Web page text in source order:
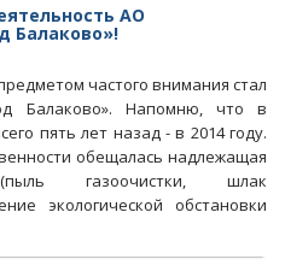
АО
Балаково»!
частого внимания стал
Балаково». Напомню, что в
пять лет назад - в 2014 году.
обещалась надлежащая
газоочистки, шлак
экологической обстановки